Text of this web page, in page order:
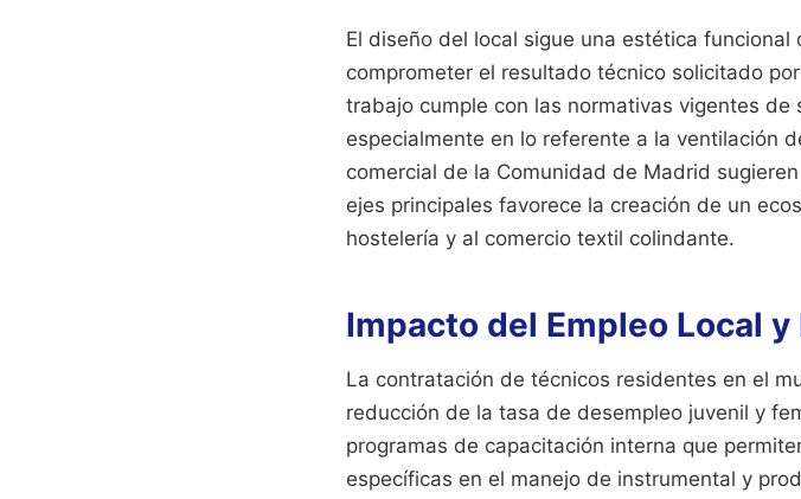
El diseño del local sigue una estética
comprometer el resultado técnico solicitado
trabajo cumple con las normativas vigentes
especialmente en lo referente a la ventilación
comercial de la Comunidad de Madrid
ejes principales favorece la creación de un
hostelería y al comercio textil colindante.
Impacto del Empleo Local
La contratación de técnicos residentes en el
reducción de la tasa de desempleo juvenil y
programas de capacitación interna que
específicas en el manejo de instrumental y